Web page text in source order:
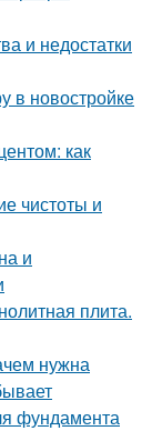
и недостатки
в новостройке
как
чистоты и
и
плита.
нужна
фундамента